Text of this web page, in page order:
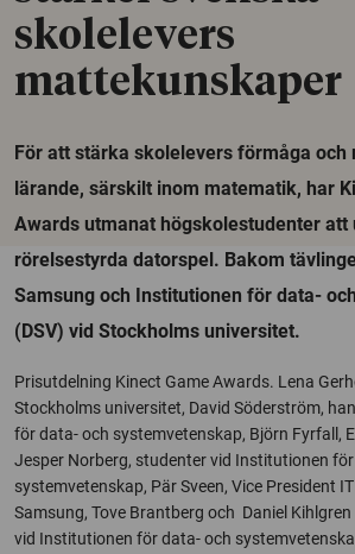
skolelevers
mattekunskaper
För att stärka skolelevers förmåga och
lärande, särskilt inom matematik, har
Awards utmanat högskolestudenter att
rörelsestyrda datorspel. Bakom
Samsung och Institutionen för data-
(DSV) vid Stockholms universitet.
Prisutdelning Kinect Game Awards. Lena
Stockholms universitet, David Söderström,
för data- och systemvetenskap, Björn Fyrfall,
Jesper Norberg, studenter vid Institutionen
systemvetenskap, Pär Sveen, Vice President
Samsung, Tove Brantberg och Daniel
vid Institutionen för data- och